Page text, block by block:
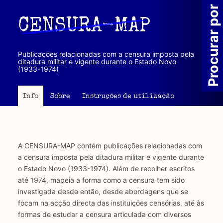
principal
CENSURA-MAP
Publicações relacionadas com a censura imposta pela
ditadura militar e vigente durante o Estado Novo
(1933-1974)
Info Sobre Instruções de utilização
A CENSURA-MAP contém publicações relacionadas com
a censura imposta pela ditadura militar e vigente durante
o Estado Novo (1933-1974). Além de recolher escritos
até 1974, mapeia a forma como a censura tem sido
investigada desde então, desde abordagens que se
focam na acção directa das instituições censórias, até às
formas de estudar a censura articulada com diversos
Procurar por